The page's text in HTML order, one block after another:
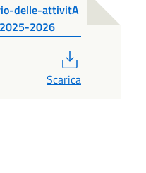
delle-attivitA
2026
Scarica